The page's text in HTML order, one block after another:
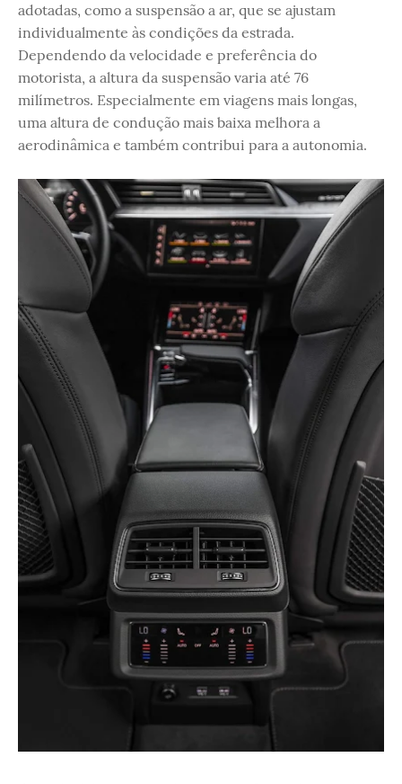
adotadas, como a suspensão a ar, que se ajustam
individualmente às condições da estrada.
Dependendo da velocidade e preferência do
motorista, a altura da suspensão varia até 76
milímetros. Especialmente em viagens mais longas,
uma altura de condução mais baixa melhora a
aerodinâmica e também contribui para a autonomia.